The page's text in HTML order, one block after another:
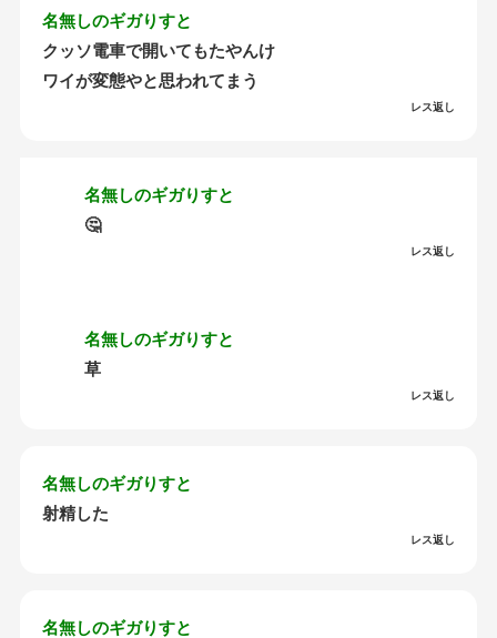
名無しのギガりすと
クッソ電車で開いてもたやんけ
ワイが変態やと思われてまう
レス返し
名無しのギガりすと
🤔
レス返し
名無しのギガりすと
草
レス返し
名無しのギガりすと
射精した
レス返し
名無しのギガりすと